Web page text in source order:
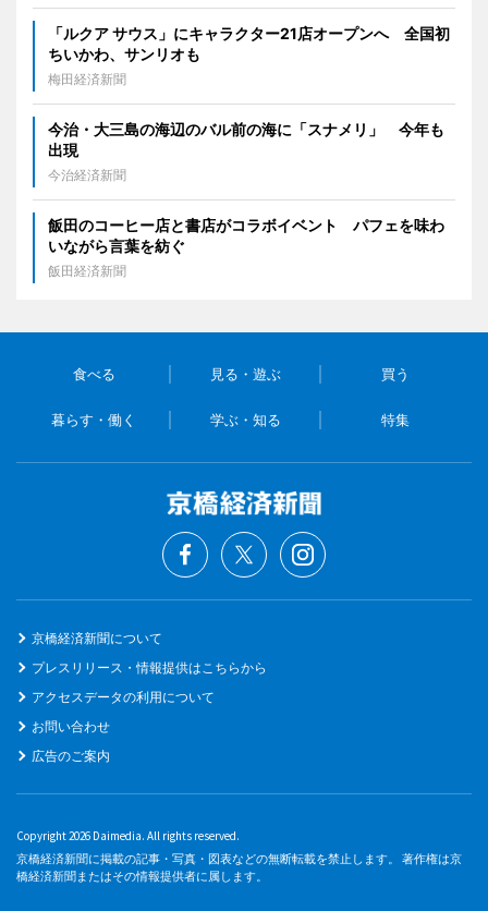
「ルクア サウス」にキャラクター21店オープンへ 全国初
ちいかわ、サンリオも
梅田経済新聞
今治・大三島の海辺のバル前の海に「スナメリ」 今年も
出現
今治経済新聞
飯田のコーヒー店と書店がコラボイベント パフェを味わ
いながら言葉を紡ぐ
飯田経済新聞
食べる 見る・遊ぶ 買う
暮らす・働く 学ぶ・知る 特集
京橋経済新聞について
プレスリリース・情報提供はこちらから
アクセスデータの利用について
お問い合わせ
広告のご案内
Copyright 2026 Daimedia. All rights reserved.
京橋経済新聞に掲載の記事・写真・図表などの無断転載を禁止します。 著作権は京
橋経済新聞またはその情報提供者に属します。